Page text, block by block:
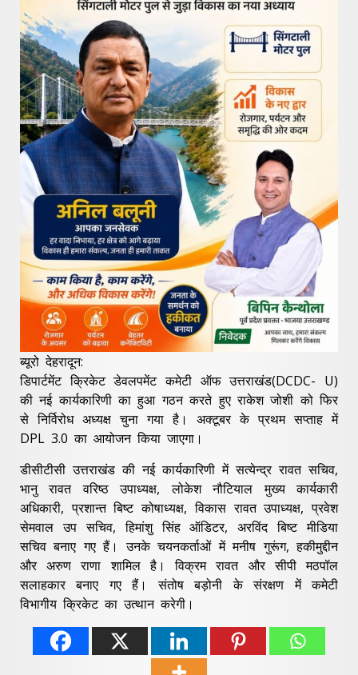
ब्यूरो देहरादून:
डिपार्टमेंट क्रिकेट डेवलपमेंट कमेटी ऑफ उत्तराखंड(DCDC- U)
की नई कार्यकारिणी का हुआ गठन करते हुए राकेश जोशी को फिर
से निर्विरोध अध्यक्ष चुना गया है। अक्टूबर के प्रथम सप्ताह में
DPL 3.0 का आयोजन किया जाएगा।
डीसीटीसी उत्तराखंड की नई कार्यकारिणी में सत्येन्द्र रावत सचिव,
भानु रावत वरिष्ठ उपाध्यक्ष, लोकेश नौटियाल मुख्य कार्यकारी
अधिकारी, प्रशान्त बिष्ट कोषाध्यक्ष, विकास रावत उपाध्यक्ष, प्रवेश
सेमवाल उप सचिव, हिमांशु सिंह ऑडिटर, अरविंद बिष्ट मीडिया
सचिव बनाए गए हैं। उनके चयनकर्ताओं में मनीष गुरूंग, हकीमुद्दीन
और अरुण राणा शामिल है। विक्रम रावत और सीपी मठपॉल
सलाहकार बनाए गए हैं। संतोष बड़ोनी के संरक्षण में कमेटी
विभागीय क्रिकेट का उत्थान करेगी।